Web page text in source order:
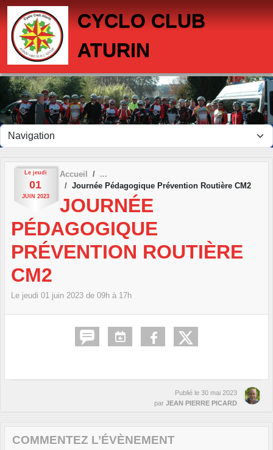
CYCLO CLUB
ATURIN
Le jeudi
01
JUIN 2023
Accueil
Journée Pédagogique Prévention Routière CM2
JOURNÉE
PÉDAGOGIQUE
PRÉVENTION ROUTIÈRE
CM2
Le jeudi 01 juin 2023 de 09h à 17h
Publié le 30 mai 2023
par JEAN PIERRE PICARD
COMMENTEZ L’ÉVÈNEMENT
Panneau de gestion des cookies